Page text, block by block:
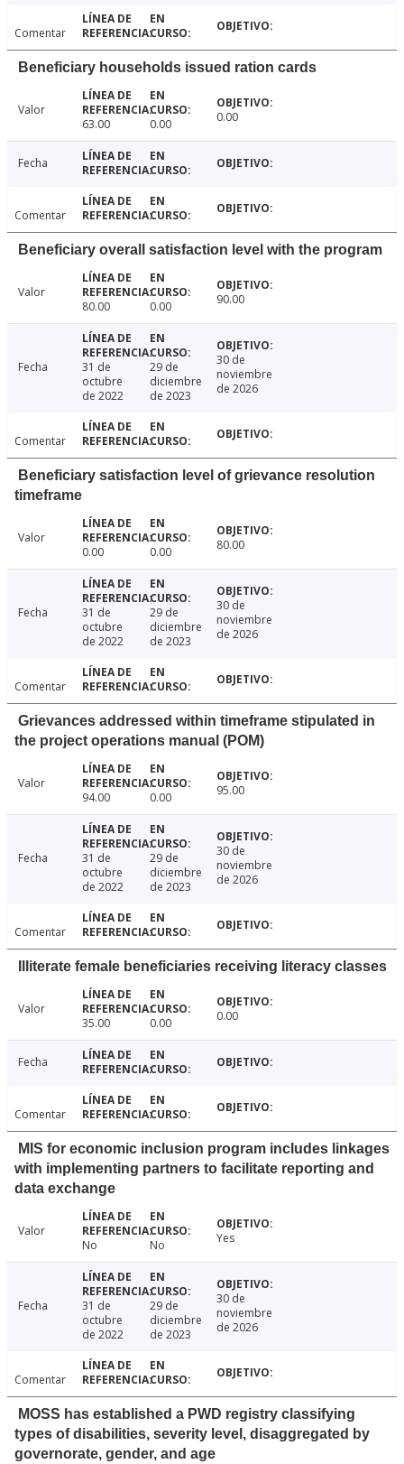
Comentar
Beneficiary households issued ration cards
Valor
63.00
0.00 0.00
Fecha
Comentar
Beneficiary overall satisfaction level with the program
Valor
80.00
0.00 90.00
Fecha
31 de
octubre
de 2022
29 de
diciembre
de 2023
30 de
noviembre
de 2026
Comentar
Beneficiary satisfaction level of grievance resolution
timeframe
Valor
0.00
0.00 80.00
Fecha
31 de
octubre
de 2022
29 de
diciembre
de 2023
30 de
noviembre
de 2026
Comentar
Grievances addressed within timeframe stipulated in
the project operations manual (POM)
Valor
94.00
0.00 95.00
Fecha
31 de
octubre
de 2022
29 de
diciembre
de 2023
30 de
noviembre
de 2026
Comentar
Illiterate female beneficiaries receiving literacy classes
Valor
35.00
0.00 0.00
Fecha
Comentar
MIS for economic inclusion program includes linkages
with implementing partners to facilitate reporting and
data exchange
Valor
No
No Yes
Fecha
31 de
octubre
de 2022
29 de
diciembre
de 2023
30 de
noviembre
de 2026
Comentar
MOSS has established a PWD registry classifying
types of disabilities, severity level, disaggregated by
governorate, gender, and age